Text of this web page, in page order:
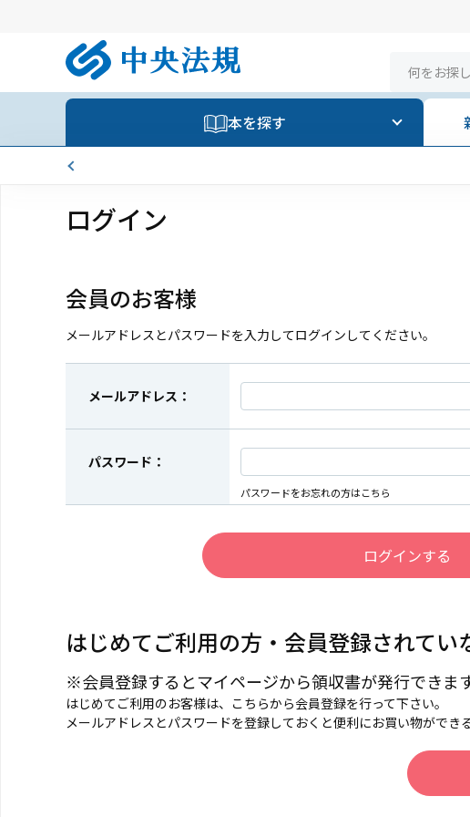
本を探す
ログイン
会員のお客様
メールアドレスとパスワードを入力してログインしてください。
メールアドレス：
パスワード：
パスワードをお忘れの方はこちら
はじめてご利用の方・会員登録されてい
※会員登録するとマイページから領収書が発行できます
はじめてご利用のお客様は、こちらから会員登録を行って下さい。
メールアドレスとパスワードを登録しておくと便利にお買い物ができ